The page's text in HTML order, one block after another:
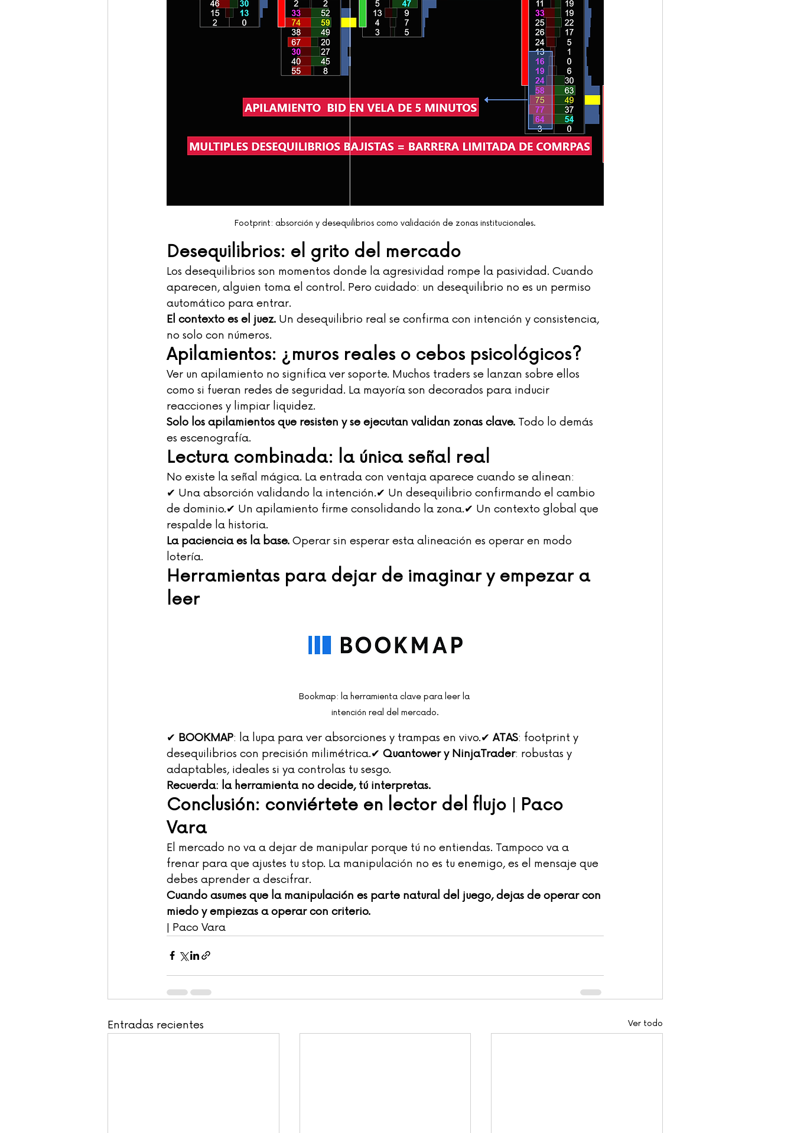
Footprint: absorción y desequilibrios como validación de zonas institucionales.
Desequilibrios: el grito del mercado
Los desequilibrios son momentos donde la agresividad rompe la pasividad. Cuando
aparecen, alguien toma el control. Pero cuidado: un desequilibrio no es un permiso
automático para entrar.
El contexto es el juez. Un desequilibrio real se confirma con intención y consistencia,
no solo con números.
Apilamientos: ¿muros reales o cebos psicológicos?
Ver un apilamiento no significa ver soporte. Muchos traders se lanzan sobre ellos
como si fueran redes de seguridad. La mayoría son decorados para inducir
reacciones y limpiar liquidez.
Solo los apilamientos que resisten y se ejecutan validan zonas clave. Todo lo demás
es escenografía.
Lectura combinada: la única señal real
No existe la señal mágica. La entrada con ventaja aparece cuando se alinean:
✔ Una absorción validando la intención.✔ Un desequilibrio confirmando el cambio
de dominio.✔ Un apilamiento firme consolidando la zona.✔ Un contexto global que
respalde la historia.
La paciencia es la base. Operar sin esperar esta alineación es operar en modo
lotería.
Herramientas para dejar de imaginar y empezar a
leer
Bookmap: la herramienta clave para leer la
intención real del mercado.
✔ BOOKMAP: la lupa para ver absorciones y trampas en vivo.✔ ATAS: footprint y
desequilibrios con precisión milimétrica.✔ Quantower y NinjaTrader: robustas y
adaptables, ideales si ya controlas tu sesgo.
Recuerda: la herramienta no decide, tú interpretas.
Conclusión: conviértete en lector del flujo | Paco
Vara
El mercado no va a dejar de manipular porque tú no entiendas. Tampoco va a
frenar para que ajustes tu stop. La manipulación no es tu enemigo, es el mensaje que
debes aprender a descifrar.
Cuando asumes que la manipulación es parte natural del juego, dejas de operar con
miedo y empiezas a operar con criterio.
| Paco Vara
Entradas recientes Ver todo